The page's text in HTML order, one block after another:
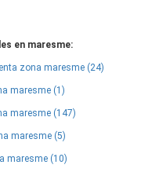
en maresme:
zona maresme (24)
maresme (1)
maresme (147)
maresme (5)
maresme (10)